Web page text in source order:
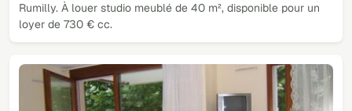
Rumilly. À louer studio meublé de 40 m², disponible pour un
loyer de 730 € cc.